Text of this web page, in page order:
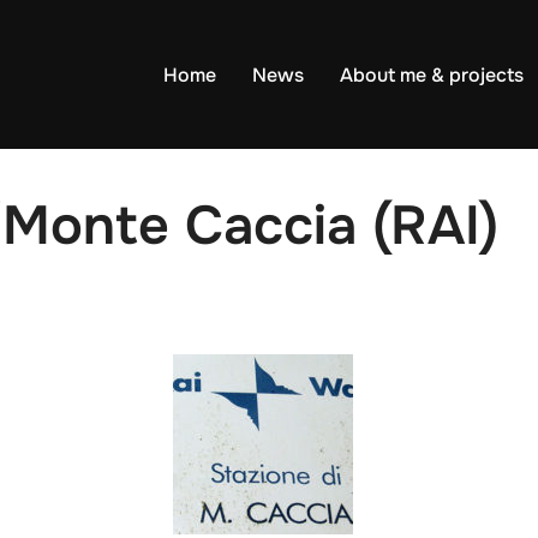
Home News About me & projects
Caccia (RAI)